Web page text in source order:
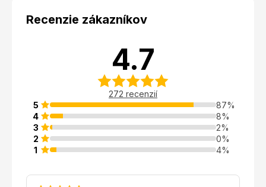
Recenzie zákazníkov
4.7
272 recenzií
5
87%
4
8%
3
2%
2
0%
1
4%